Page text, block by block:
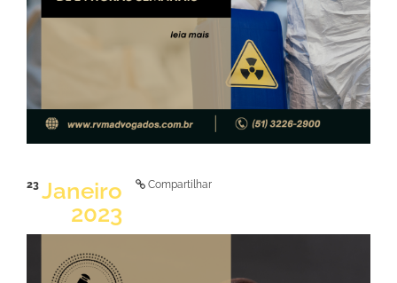
23 Janeiro
2023
Compartilhar